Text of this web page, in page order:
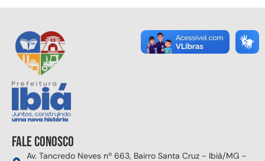
Fale conosco
Av. Tancredo Neves nº 663, Bairro Santa Cruz - Ibiá/MG -